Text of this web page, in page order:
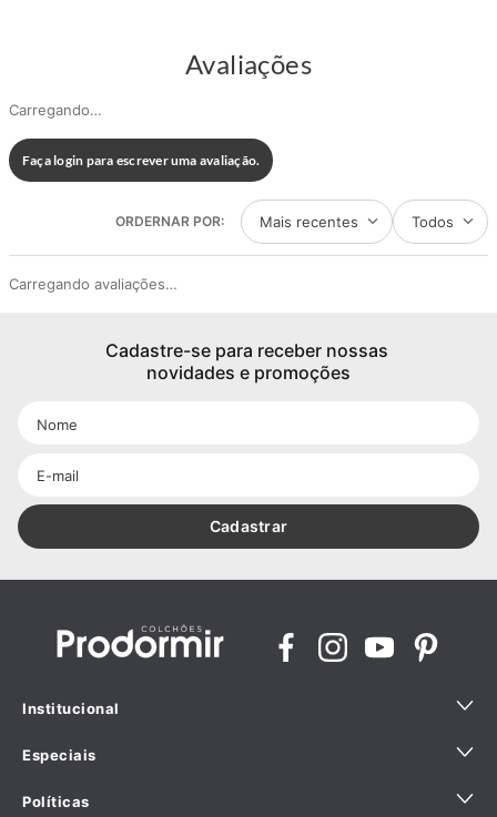
Avaliações
Carregando…
Faça login para escrever uma avaliação.
Mais recentes Todos
Carregando avaliações…
Cadastre-se para receber nossas
novidades e promoções
Cadastrar
Institucional
Quem Somos
Sustentabilidade
Especiais
Ajuda para comprar com especialista
Políticas